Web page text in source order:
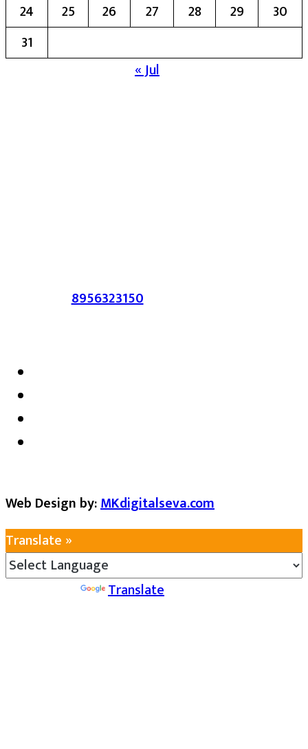
24
25 26 27 28 29
30
31
« Jul
संपर्क :-8956323150/ ईमेल :-
Web Design by:MKdigitalseva.com
Translate »
Translate